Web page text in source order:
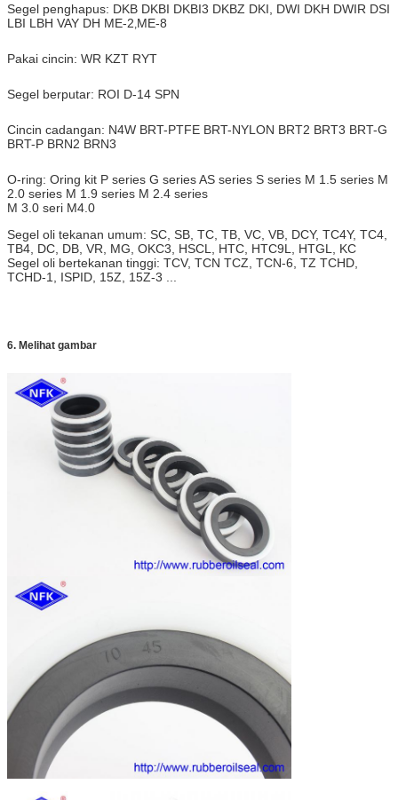
Segel penghapus: DKB DKBI DKBI3 DKBZ DKI, DWI DKH DWIR DSI
LBI LBH VAY DH ME-2,ME-8
Pakai cincin: WR KZT RYT
Segel berputar: ROI D-14 SPN
Cincin cadangan: N4W BRT-PTFE BRT-NYLON BRT2 BRT3 BRT-G
BRT-P BRN2 BRN3
O-ring: Oring kit P series G series AS series S series M 1.5 series M
2.0 series M 1.9 series M 2.4 series
M 3.0 seri M4.0
Segel oli tekanan umum: SC, SB, TC, TB, VC, VB, DCY, TC4Y, TC4,
TB4, DC, DB, VR, MG, OKC3, HSCL, HTC, HTC9L, HTGL, KC
Segel oli bertekanan tinggi: TCV, TCN TCZ, TCN-6, TZ TCHD,
TCHD-1, ISPID, 15Z, 15Z-3 ...
6. Melihat gambar